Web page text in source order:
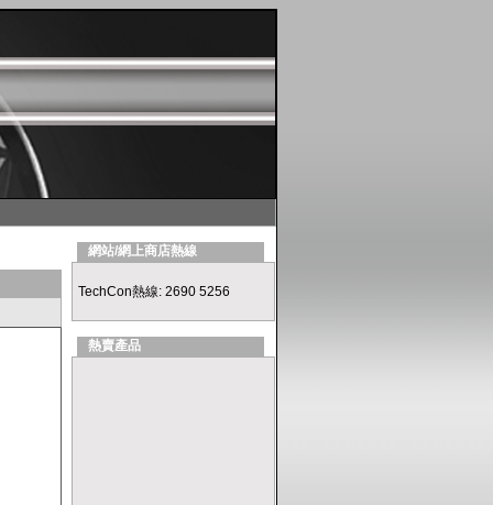
網站/網上商店熱線
TechCon熱線: 2690 5256
熱賣產品